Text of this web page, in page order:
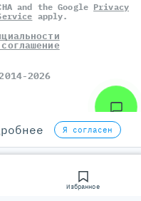
Избранное
and the Google Privacy
apply.
2026
Я согласен